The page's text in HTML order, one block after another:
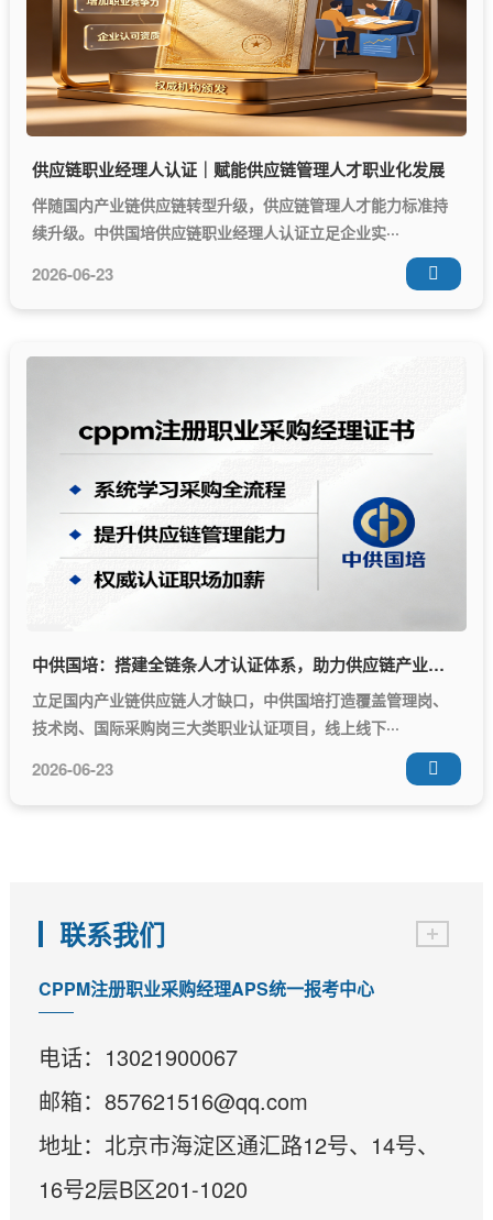
供应链职业经理人认证｜赋能供应链管理人才职业化发展
伴随国内产业链供应链转型升级，供应链管理人才能力标准持
续升级。中供国培供应链职业经理人认证立足企业实···
2026-06-23 
中供国培：搭建全链条人才认证体系，助力供应链产业人才升级
立足国内产业链供应链人才缺口，中供国培打造覆盖管理岗、
技术岗、国际采购岗三大类职业认证项目，线上线下···
2026-06-23 
联系我们
CPPM注册职业采购经理APS统一报考中心
电话：13021900067
邮箱：857621516@qq.com
地址：北京市海淀区通汇路12号、14号、
16号2层B区201-1020